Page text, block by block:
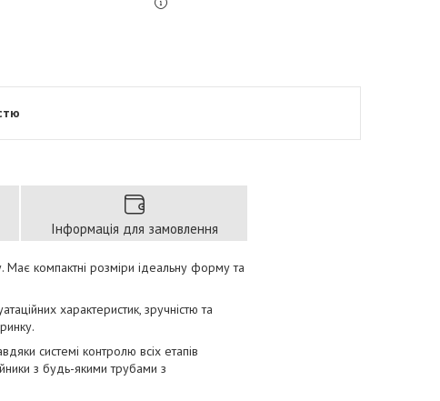
Інформація для замовлення
компактні розміри ідеальну форму та
характеристик, зручністю та
системі контролю всіх етапів
з будь-якими трубами з